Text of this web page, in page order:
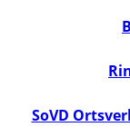
SoVD